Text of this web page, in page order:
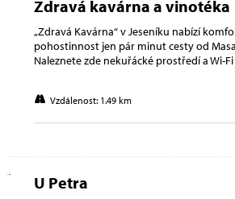
Zdravá kavárna a vinotéka
„Zdravá Kavárna“ v Jeseníku nabízí
pohostinnost jen pár minut cesty od
Naleznete zde nekuřácké prostředí a Wi-
Vzdálenost: 1.49 km
U Petra